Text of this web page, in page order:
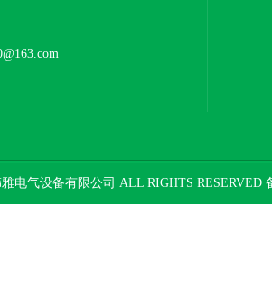
电气设备有限公司 ALL RIGHTS RESERVED